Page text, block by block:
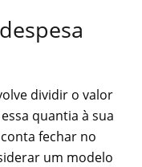
dividir o valor
quantia à sua
fechar no
um modelo